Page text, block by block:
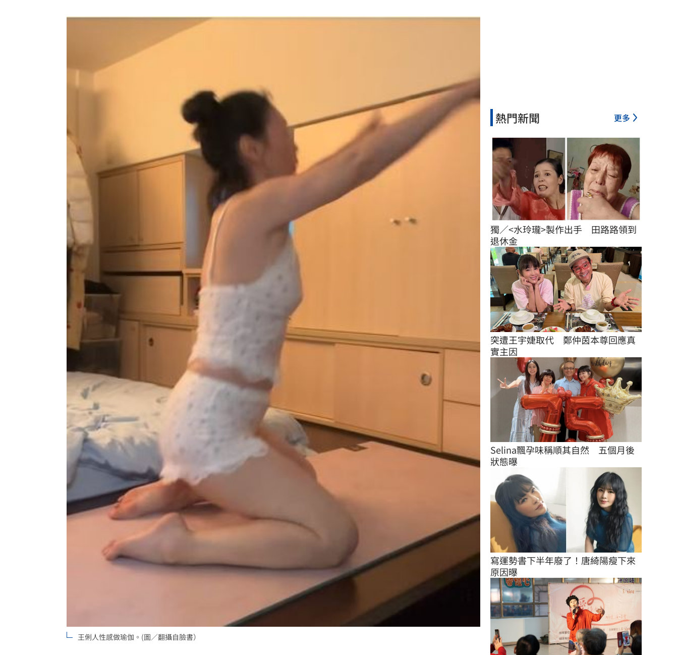
王俐人性感做瑜伽。(圖／翻攝自臉書）
熱門新聞 更多
獨／<水玲瓏>製作出手　田路路領到
退休金
突遭王宇婕取代　鄭仲茵本尊回應真
實主因
Selina飄孕味稱順其自然　五個月後
狀態曝
寫運勢書下半年廢了！唐綺陽瘦下來
原因曝